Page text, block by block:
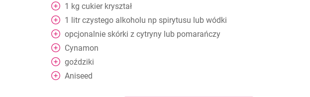
1 kg cukier kryształ
1 litr czystego alkoholu np spirytusu lub wódki
opcjonalnie skórki z cytryny lub pomarańczy
Cynamon
goździki
Aniseed